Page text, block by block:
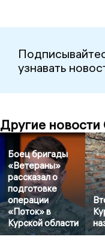
узнавать
Другие
Боец бригады
«Ветераны»
рассказал о
подготовке
операции
«Поток» в
Курской области